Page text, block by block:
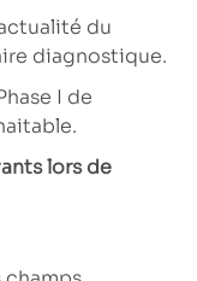
du
diagnostique.
I de
lors de